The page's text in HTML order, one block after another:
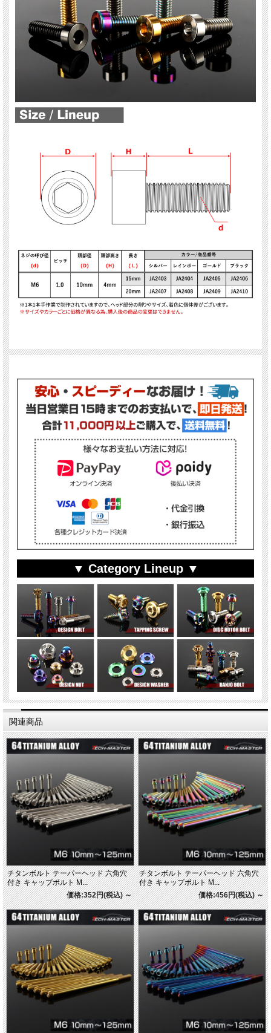
▼ Category Lineup ▼
関連商品
チタンボルト テーパーヘッド 六角穴
付き キャップボルト M...
価格:352円(税込)～
チタンボルト テーパーヘッド 六角穴
付き キャップボルト M...
価格:456円(税込)～